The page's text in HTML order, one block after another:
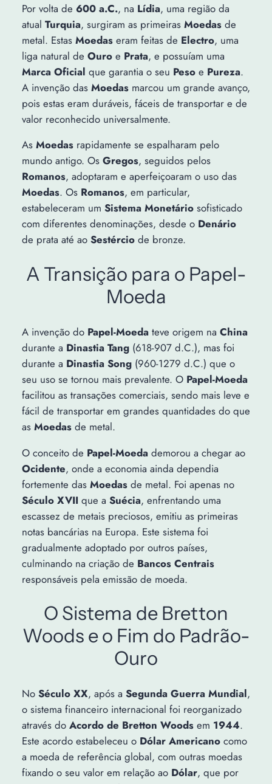
Por volta de 600 a.C., na Lídia, uma região da
atual Turquia, surgiram as primeiras Moedasde
metal. Estas Moedaseram feitas de Electro, uma
liga natural de Ouroe Prata, e possuíam uma
Marca Oficial que garantia o seu Pesoe Pureza.
A invenção das Moedasmarcou um grande avanço,
pois estas eram duráveis, fáceis de transportar e de
valor reconhecido universalmente.
As Moedasrapidamente se espalharam pelo
mundo antigo. Os Gregos, seguidos pelos
Romanos, adoptaram e aperfeiçoaram o uso das
Moedas. Os Romanos, em particular,
estabeleceram um Sistema Monetáriosofisticado
com diferentes denominações, desde o Denário
de prata até ao Sestérciode bronze.
A Transição para o Papel-
Moeda
A invenção do Papel-Moedateve origem na China
durante a Dinastia Tang(618-907 d.C.), mas foi
durante a Dinastia Song(960-1279 d.C.) que o
seu uso se tornou mais prevalente. O Papel-Moeda
facilitou as transações comerciais, sendo mais leve e
fácil de transportar em grandes quantidades do que
as Moedasde metal.
O conceito de Papel-Moedademorou a chegar ao
Ocidente, onde a economia ainda dependia
fortemente das Moedasde metal. Foi apenas no
Século XVIIque a Suécia, enfrentando uma
escassez de metais preciosos, emitiu as primeiras
notas bancárias na Europa. Este sistema foi
gradualmente adoptado por outros países,
culminando na criação de Bancos Centrais
responsáveis pela emissão de moeda.
O Sistema de Bretton
Woods e o Fim do Padrão-
Ouro
No Século XX, após a Segunda Guerra Mundial,
o sistema financeiro internacional foi reorganizado
através do Acordo de Bretton Woodsem 1944.
Este acordo estabeleceu o Dólar Americanocomo
a moeda de referência global, com outras moedas
fixando o seu valor em relação ao Dólar, que por